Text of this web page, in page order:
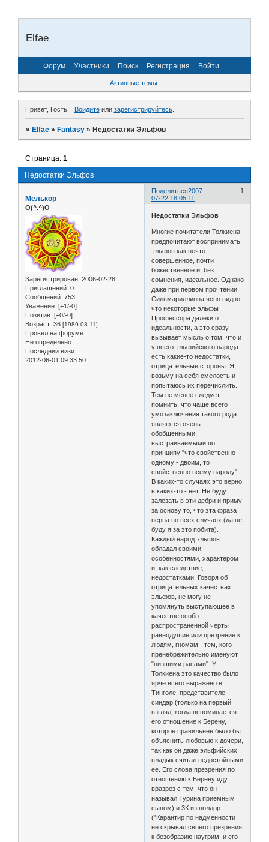
Elfae
Форум Участники Поиск Регистрация Войти
Активные темы
Привет, Гость! Войдитеили зарегистрируйтесь.
»Elfae »Fantasy »Недостатки Эльфов
Недостатки Эльфов
Страница:1
Поделиться 1
2007-
07-22 18:05:11
Мелькор
O(^.^)O
Зарегистрирован: 2006-02-28
Приглашений: 0
Сообщений: 753
Уважение: [+1/-0]
Позитив: [+0/-0]
Возраст: 36 [1989-08-11]
Провел на форуме:
Не определено
Последний визит:
2012-06-01 09:33:50
Недостатки Эльфов
Многие почитатели Толкиена
предпочитают воспринимать
эльфов как нечто
совершенное, почти
божественное и, без
сомнения, идеальное. Однако
даже при первом прочтении
Сильмариллиона ясно видно,
что некоторые эльфы
Профессора далеки от
идеальности, а это сразу
вызывает мысль о том, что и
у всего эльфийского народа
есть какие-то недостатки,
отрицательные стороны. Я
возьму на себя смелость и
попытаюсь их перечислить.
Тем не менее следует
помнить, что чаще всего
умозаключения такого рода
являются очень
обобщенными,
выстраиваемыми по
принципу "что свойственно
одному - двоим, то
свойственно всему народу".
В каких-то случаях это верно,
в каких-то - нет. Не буду
залезать в эти дебри и приму
за основу то, что эта фраза
верна во всех случаях (да не
буду я за это побита).
Каждый народ эльфов
обладал своими
особенностями, характером
и, как следствие,
недостатками. Говоря об
отрицательных качествах
эльфов, не могу не
упомянуть выступающее в
качестве особо
распространенной черты
равнодушие или презрение к
людям, гномам - тем, кого
пренебрежительно именуют
"низшими расами". У
Толкиена это качество было
ярче всего выражено в
Тинголе, представителе
синдар (только на первый
взгляд, когда вспоминается
его отношение к Берену,
которое правильнее было бы
объяснить любовью к дочери,
так как он даже эльфийских
владык считал недостойными
ее. Его слова презрения по
отношению к Берену идут
вразрез с тем, что он
называл Турина приемным
сыном) и 3К из нолдор
("Карантир по надменности
не скрывал своего презрения
к безобразию наугрим, и его